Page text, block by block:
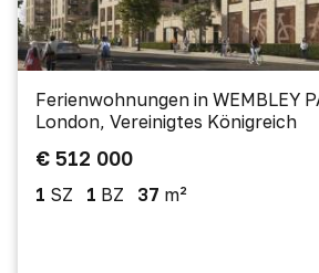
Ferienwohnungen in WEMBLEY
London, Vereinigtes Königreich
€ 512 000
1 SZ 1 BZ 37 m²